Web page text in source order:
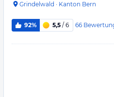
Grindelwald · Kanton Bern
92% 5,5 / 6 66